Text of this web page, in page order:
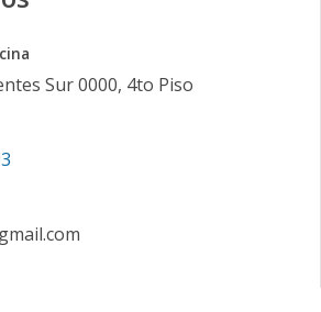
Sur 0000, 4to Piso